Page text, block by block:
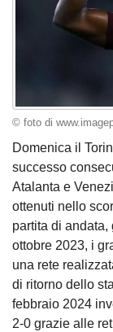
© foto di
Domenica il
successo
Atalanta e
ottenuti nello
partita di
ottobre 2023, i
una rete
di ritorno dello
febbraio 2024
2-0 grazie alle